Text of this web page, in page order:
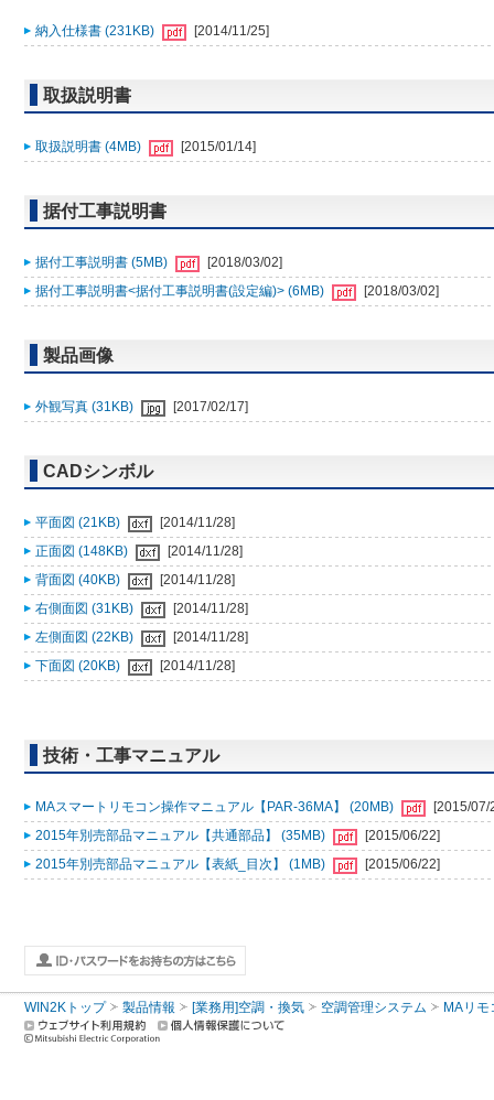
納入仕様書 (231KB) [2014/11/25]
取扱説明書
取扱説明書 (4MB) [2015/01/14]
据付工事説明書
据付工事説明書 (5MB)
[2018/03/02]
据付工事説明書<据付工事説明書(設定編)> (6MB)
[2018/03/02]
製品画像
外観写真 (31KB) [2017/02/17]
CADシンボル
平面図 (21KB)
[2014/11/28]
正面図 (148KB)
[2014/11/28]
背面図 (40KB)
[2014/11/28]
右側面図 (31KB)
[2014/11/28]
左側面図 (22KB)
[2014/11/28]
下面図 (20KB)
[2014/11/28]
技術・工事マニュアル
MAスマートリモコン操作マニュアル【PAR-36MA】 (20MB)
[2015/07/
2015年別売部品マニュアル【共通部品】 (35MB)
[2015/06/22]
2015年別売部品マニュアル【表紙_目次】 (1MB)
[2015/06/22]
WIN2Kトップ 製品情報 [業務用]空調・換気 空調管理システム MAリモ